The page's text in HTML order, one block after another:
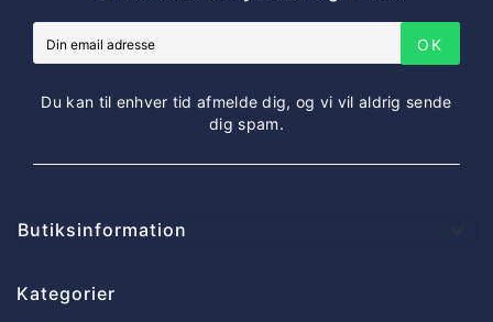
OK
Du kan til enhver tid afmelde dig, og vi vil aldrig sende
dig spam.
Butiksinformation
Kategorier